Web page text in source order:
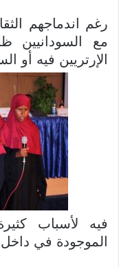
رغم اندماجهم
مع السودانيين
الإرتريين فيه أو
فيه لأسباب
الموجودة في